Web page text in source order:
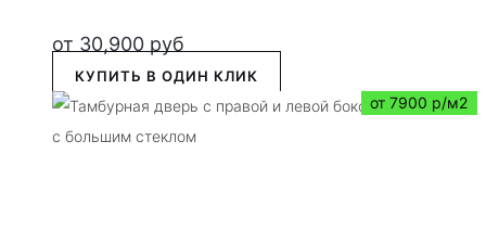
от 30,900 руб
КУПИТЬ В ОДИН КЛИК
от 7900 р/м2